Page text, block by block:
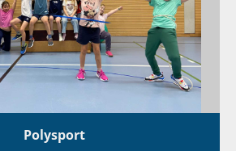
Polysport